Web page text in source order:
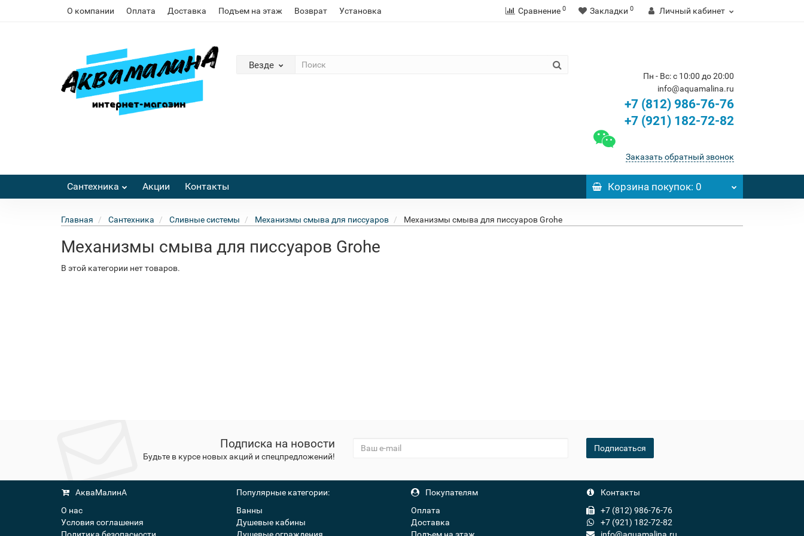
О компании Оплата Доставка Подъем на этаж Возврат Установка Сравнение 0 Закладки 0 Личный кабинет
Везде
Пн - Вс: с 10:00 до 20:00
info@aquamalina.ru
+7 (812) 986-76-76
+7 (921) 182-72-82
Заказать обратный звонок
Сантехника Акции Контакты Корзинапокупок: 0
Главная Сантехника Сливные системы Механизмы смыва для писсуаров Механизмы смыва для писсуаров Grohe
Механизмы смыва для писсуаров Grohe
В этой категории нет товаров.
Подписка на новости
Будьте в курсе новых акций и спецпредложений!
Подписаться
АкваМалинА
О нас
Условия соглашения
Политика безопасности
Популярные категории:
Ванны
Душевые кабины
Душевые ограждения
Покупателям
Оплата
Доставка
Подъем на этаж
Контакты
+7 (812) 986-76-76
+7 (921) 182-72-82
info@aquamalina.ru